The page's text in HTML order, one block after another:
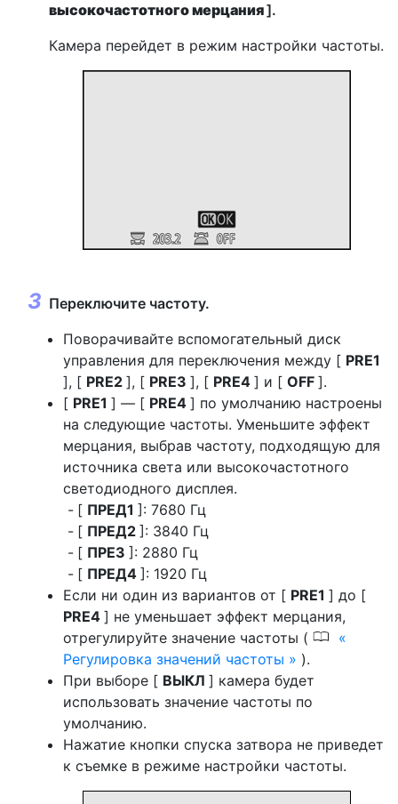
высокочастотного мерцания].
Камера перейдет в режим настройки частоты.
Переключите частоту.
Поворачивайте вспомогательный диск
управления для переключения между [ PRE1
], [ PRE2 ], [ PRE3 ], [ PRE4 ] и [ OFF ].
[ PRE1 ] — [ PRE4 ] по умолчанию настроены
на следующие частоты. Уменьшите эффект
мерцания, выбрав частоту, подходящую для
источника света или высокочастотного
светодиодного дисплея.
[ ПРЕД1 ]: 7680 Гц
[ ПРЕД2 ]: 3840 Гц
[ ПРЕ3 ]: 2880 Гц
[ ПРЕД4 ]: 1920 Гц
Если ни один из вариантов от [ PRE1 ] до [
PRE4 ] не уменьшает эффект мерцания,
отрегулируйте значение частоты ( 0
Регулировка значений частоты
).
При выборе [ ВЫКЛ ] камера будет
использовать значение частоты по
умолчанию.
Нажатие кнопки спуска затвора не приведет
к съемке в режиме настройки частоты.